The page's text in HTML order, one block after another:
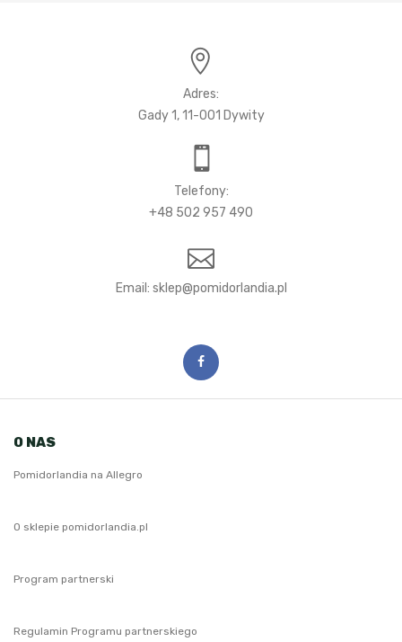
Adres:
Gady 1, 11-001 Dywity
Telefony:
+48 502 957 490
Email:
O NAS
Pomidorlandia na Allegro
O sklepie pomidorlandia.pl
Program partnerski
Regulamin Programu partnerskiego